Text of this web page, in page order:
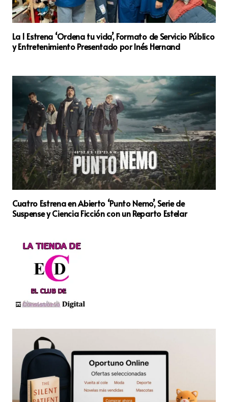
La 1 Estrena ‘Ordena tu vida’, Formato de Servicio Público
y Entretenimiento Presentado por Inés Hernand
Cuatro Estrena en Abierto ‘Punto Nemo’, Serie de
Suspense y Ciencia Ficción con un Reparto Estelar